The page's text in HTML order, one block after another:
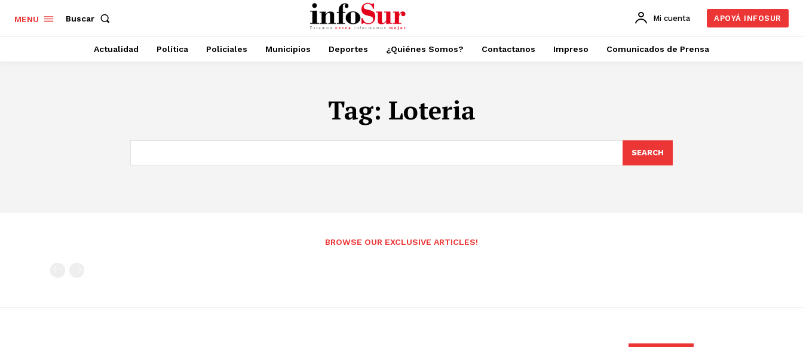
MENU Buscar Mi cuenta APOYÁ INFOSUR
Actualidad Política Policiales Municipios Deportes ¿Quiénes Somos? Contactanos Impreso Comunicados de Prensa
Tag: Loteria
SEARCH
BROWSE OUR EXCLUSIVE ARTICLES!